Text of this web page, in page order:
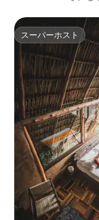
スーパーホスト
スーパーホスト